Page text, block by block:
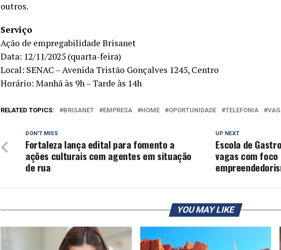
outros.
Serviço
Ação de empregabilidade Brisanet
Data: 12/11/2025 (quarta-feira)
Local: SENAC – Avenida Tristão Gonçalves 1245, Centro
Horário: Manhã às 9h – Tarde às 14h
RELATED TOPICS: BRISANET EMPRESA HOME OPORTUNIDADE TELEFONIA
UP NEXT
Escola de
vagas com
DON'T MISS
Fortaleza lança edital para fomento a
ações culturais com agentes em situação
de rua
YOU MAY LIKE